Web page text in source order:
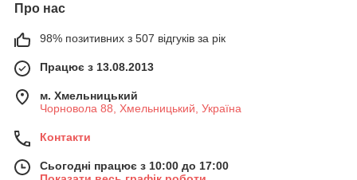
Про нас
98% позитивних з 507 відгуків за рік
Працює з 13.08.2013
м. Хмельницький
Чорновола 88, Хмельницький, Україна
Контакти
Сьогодні працює з 10:00 до 17:00